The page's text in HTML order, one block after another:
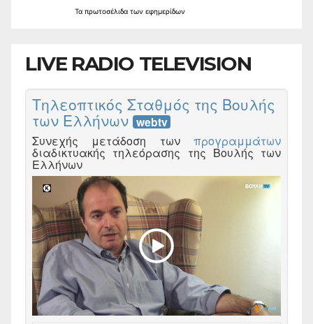
Τα πρωτοσέλιδα των εφημερίδων
LIVE RADIO TELEVISION